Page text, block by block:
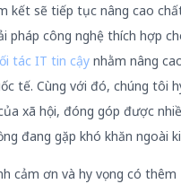
kết sẽ tiếp tục nâng cao
pháp công nghệ thích hợp
tác IT tin cậy nhằm nâng
tế. Cùng với đó, chúng tôi
xã hội, đóng góp được
đang gặp khó khăn ngoài
cảm ơn và hy vọng có thêm